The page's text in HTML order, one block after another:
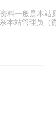
开父母独立
有利的。千万
料一般是本站
本站管理员（